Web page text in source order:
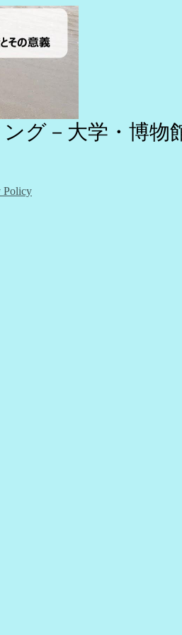
グ－大学・博
Policy